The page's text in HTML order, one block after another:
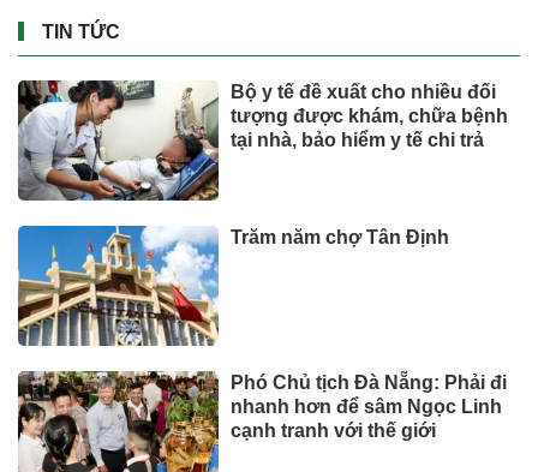
TIN TỨC
Bộ y tế đề xuất cho nhiều đối
tượng được khám, chữa bệnh
tại nhà, bảo hiểm y tế chi trả
Trăm năm chợ Tân Định
Phó Chủ tịch Đà Nẵng: Phải đi
nhanh hơn để sâm Ngọc Linh
cạnh tranh với thế giới